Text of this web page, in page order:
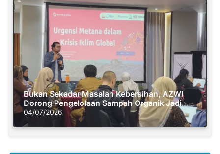
Bukan Sekadar Masalah Kebersihan, AZWI
Dorong Pengelolaan Sampah Organik Jadi
Solusi Krisis Iklim
04/07/2026